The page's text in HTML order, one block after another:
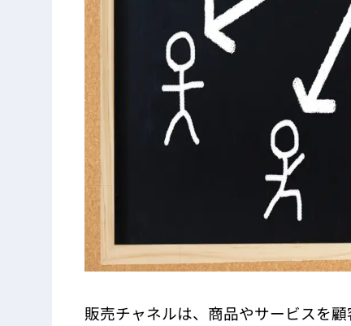
販売チャネルは、商品やサービスを